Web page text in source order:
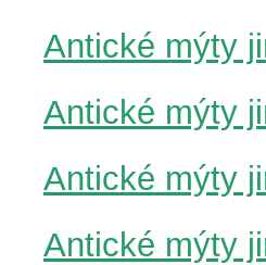
Antické mýty
Antické mýty
Antické mýty
Antické mýty